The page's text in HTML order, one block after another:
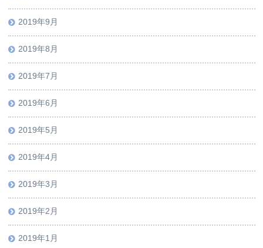
2019年9月
2019年8月
2019年7月
2019年6月
2019年5月
2019年4月
2019年3月
2019年2月
2019年1月